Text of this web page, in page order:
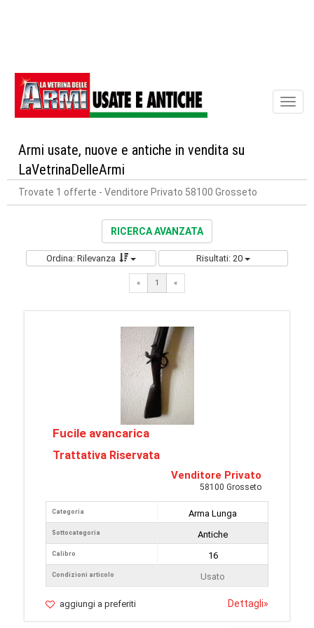
Armi usate, nuove e antiche in vendita su
LaVetrinaDelleArmi
Trovate 1 offerte - Venditore Privato 58100 Grosseto
RICERCA AVANZATA
Ordina: Rilevanza Risultati: 20
« 1 «
Fucile avancarica
Trattativa Riservata
Venditore Privato
58100 Grosseto
Categoria
Sottocategoria
Calibro
Condizioni articolo
Arma Lunga
Antiche
16
Usato
aggiungi a preferiti Dettagli»